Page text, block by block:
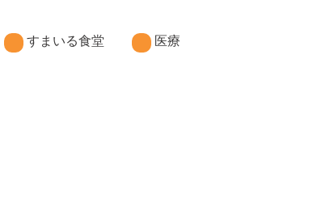
すまいる食堂 医療